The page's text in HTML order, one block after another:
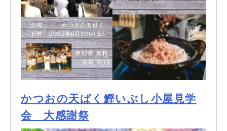
かつおの天ぱく鰹いぶし小屋見学
会 大感謝祭